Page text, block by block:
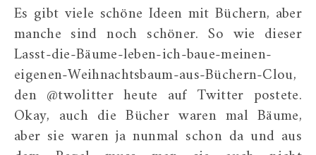
Es gibt viele schöne Ideen mit Büchern, aber
manche sind noch schöner. So wie dieser
Lasst-die-Bäume-leben-ich-baue-meinen-
eigenen-Weihnachtsbaum-aus-Büchern-Clou,
den @twolitter heute auf Twitter postete.
Okay, auch die Bücher waren mal Bäume,
aber sie waren ja nunmal schon da und aus